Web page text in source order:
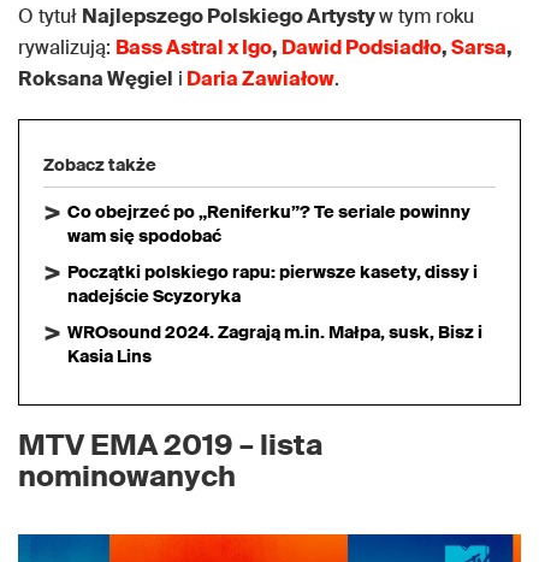
O tytuł Najlepszego Polskiego Artystyw tym roku
rywalizują: Bass Astral x Igo, Dawid Podsiadło,Sarsa,
Roksana Węgiel i Daria Zawiałow.
Zobacz także
Co obejrzeć po „Reniferku”? Te seriale powinny
wam się spodobać
Początki polskiego rapu: pierwsze kasety, dissy i
nadejście Scyzoryka
WROsound 2024. Zagrają m.in. Małpa, susk, Bisz i
Kasia Lins
MTV EMA 2019 – lista
nominowanych